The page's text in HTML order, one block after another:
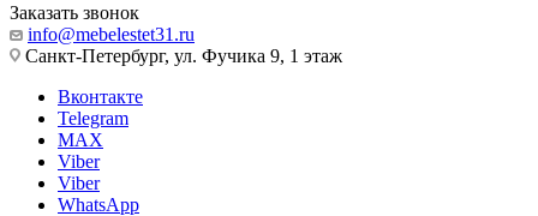
Заказать звонок
info@mebelestet31.ru
Санкт-Петербург, ул. Фучика 9, 1 этаж
Вконтакте
Telegram
MAX
Viber
Viber
WhatsApp